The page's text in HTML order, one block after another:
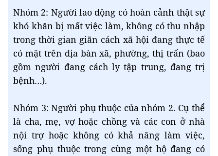
Nhóm 2: Người lao động có hoàn cảnh thật sự
khó khăn bị mất việc làm, không có thu nhập
trong thời gian giãn cách xã hội đang thực tế
có mặt trên địa bàn xã, phường, thị trấn (bao
gồm người đang cách ly tập trung, đang trị
bệnh…).
Nhóm 3: Người phụ thuộc của nhóm 2. Cụ thể
là cha, mẹ, vợ hoặc chồng và các con ở nhà
nội trợ hoặc không có khả năng làm việc,
sống phụ thuộc trong cùng một hộ đang có